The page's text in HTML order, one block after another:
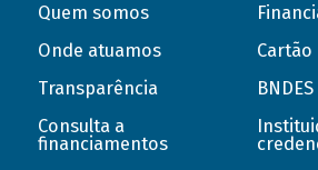
Quem somos
Onde atuamos
Transparência
Consulta a
financiamentos
Cartão